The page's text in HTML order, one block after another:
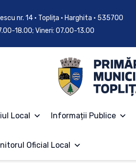
nr. 14 • Toplița • Harghita • 535700
18.00; Vineri: 07.00-13.00
Local Informații Publice
Oficial Local